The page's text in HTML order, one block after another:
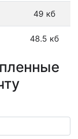
49 кб
48.5 кб